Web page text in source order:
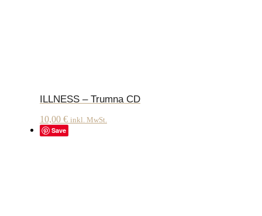
ILLNESS – Trumna CD
10,00 € inkl. MwSt.
Save